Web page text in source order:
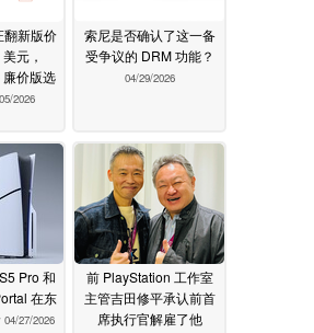
翻新版价
元，
价版选
2026
索尼是否确认了这一备
受争议的 DRM 功能？
04/29/2026
Pro 和
在东
04/27/2026
前 PlayStation 工作室
主管吉田修平承认前首
席执行官解雇了他